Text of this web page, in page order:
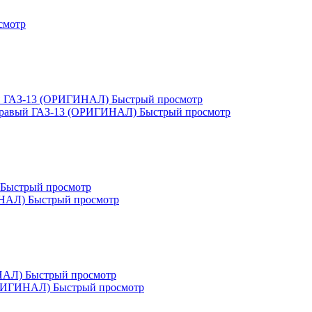
Быстрый просмотр
Быстрый просмотр
Быстрый просмотр
Быстрый просмотр
Быстрый просмотр
Быстрый просмотр